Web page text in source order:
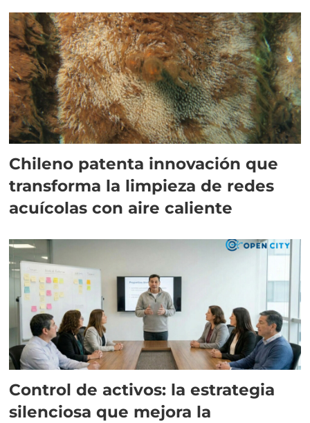
Chileno patenta innovación que
transforma la limpieza de redes
acuícolas con aire caliente
Control de activos: la estrategia
silenciosa que mejora la